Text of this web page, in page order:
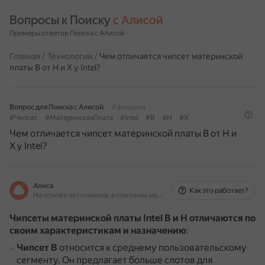
Вопросы к Поиску с Алисой
Примеры ответов Поиска с Алисой
Главная / Технологии / Чем отличается чипсет материнской
платы B от H и X у Intel?
Вопрос для Поиска с Алисой
4 февраля
#Чипсет
#МатеринскаяПлата #Intel #B #H #X
Чем отличается чипсет материнской платы B от H и
X у Intel?
Алиса
На основе источников, возможны неточности
Как это работает?
Чипсеты материнской платы Intel B и H отличаются по
своим характеристикам и назначению:
Чипсет B относится к среднему пользовательскому
сегменту. Он предлагает больше слотов для